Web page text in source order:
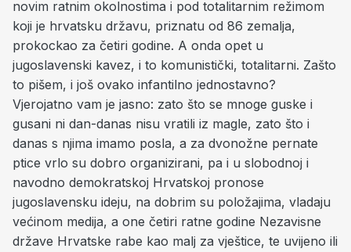
novim ratnim okolnostima i pod totalitarnim režimom
koji je hrvatsku državu, priznatu od 86 zemalja,
prokockao za četiri godine. A onda opet u
jugoslavenski kavez, i to komunistički, totalitarni. Zašto
to pišem, i još ovako infantilno jednostavno?
Vjerojatno vam je jasno: zato što se mnoge guske i
gusani ni dan-danas nisu vratili iz magle, zato što i
danas s njima imamo posla, a za dvonožne pernate
ptice vrlo su dobro organizirani, pa i u slobodnoj i
navodno demokratskoj Hrvatskoj pronose
jugoslavensku ideju, na dobrim su položajima, vladaju
većinom medija, a one četiri ratne godine Nezavisne
države Hrvatske rabe kao malj za vještice, te uvijeno ili